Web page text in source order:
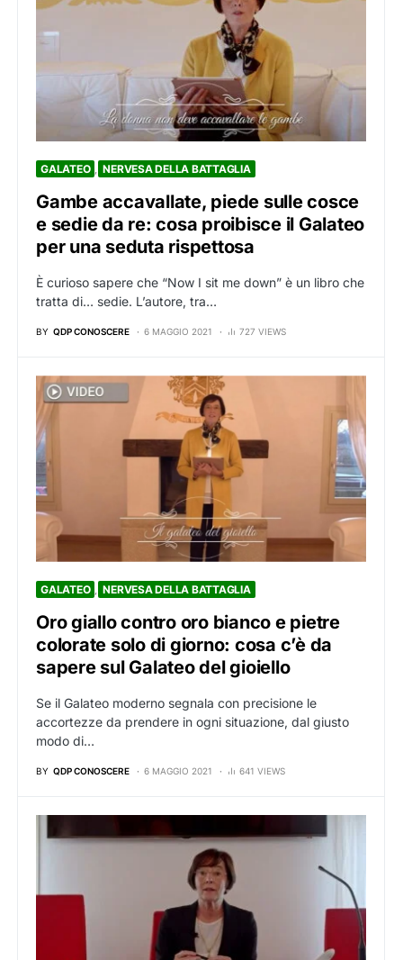
GALATEO NERVESA DELLA BATTAGLIA
Gambe accavallate, piede sulle cosce
e sedie da re: cosa proibisce il Galateo
per una seduta rispettosa
È curioso sapere che “Now I sit me down” è un libro che
tratta di… sedie. L’autore, tra…
BY QDP CONOSCERE 6 MAGGIO 2021 727 VIEWS
GALATEO NERVESA DELLA BATTAGLIA
Oro giallo contro oro bianco e pietre
colorate solo di giorno: cosa c’è da
sapere sul Galateo del gioiello
Se il Galateo moderno segnala con precisione le
accortezze da prendere in ogni situazione, dal giusto
modo di…
BY QDP CONOSCERE 6 MAGGIO 2021 641 VIEWS